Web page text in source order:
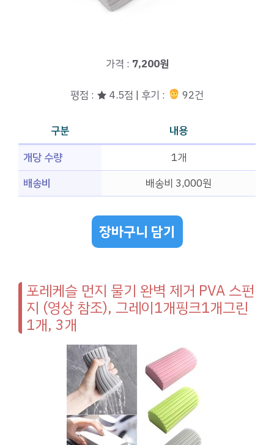
가격 : 7,200원
평점 : ★ 4.5점 | 후기 : 92건
구분
내용
개당 수량
1개
배송비
배송비 3,000원
장바구니 담기
포레케슬 먼지 물기 완벽 제거 PVA 스펀
지 (영상 참조), 그레이1개핑크1개그린
1개, 3개